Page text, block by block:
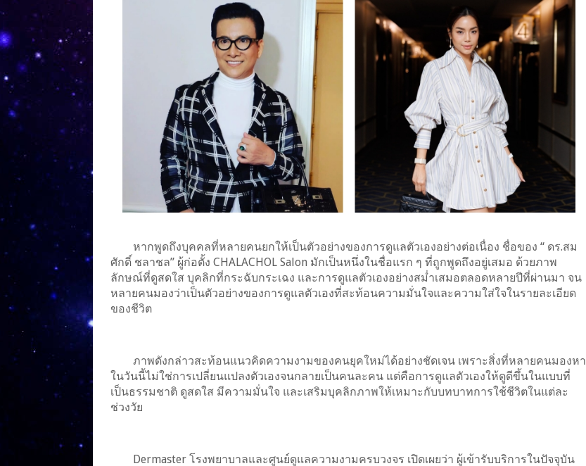
หากพูดถึงบุคคลที่หลายคนยกให้เป็นตัวอย่างของการดูแลตัวเองอย่างต่อเนื่อง ชื่อของ “ ดร.สม
ศักดิ์ ชลาชล” ผู้ก่อตั้ง CHALACHOL Salon มักเป็นหนึ่งในชื่อแรก ๆ ที่ถูกพูดถึงอยู่เสมอ ด้วยภาพ
ลักษณ์ที่ดูสดใส บุคลิกที่กระฉับกระเฉง และการดูแลตัวเองอย่างสม่ำเสมอตลอดหลายปีที่ผ่านมา จน
หลายคนมองว่าเป็นตัวอย่างของการดูแลตัวเองที่สะท้อนความมั่นใจและความใส่ใจในรายละเอียด
ของชีวิต
ภาพดังกล่าวสะท้อนแนวคิดความงามของคนยุคใหม่ได้อย่างชัดเจน เพราะสิ่งที่หลายคนมองหา
ในวันนี้ไม่ใช่การเปลี่ยนแปลงตัวเองจนกลายเป็นคนละคน แต่คือการดูแลตัวเองให้ดูดีขึ้นในแบบที่
เป็นธรรมชาติ ดูสดใส มีความมั่นใจ และเสริมบุคลิกภาพให้เหมาะกับบทบาทการใช้ชีวิตในแต่ละ
ช่วงวัย
Dermaster โรงพยาบาลและศูนย์ดูแลความงามครบวงจร เปิดเผยว่า ผู้เข้ารับบริการในปัจจุบัน